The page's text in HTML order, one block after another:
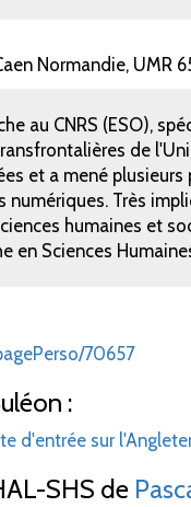
Normandie, UMR
au CNRS (ESO),
de
et a mené plusieurs
Très
humaines et
en Sciences
70657
:
d'entrée sur
SHS de